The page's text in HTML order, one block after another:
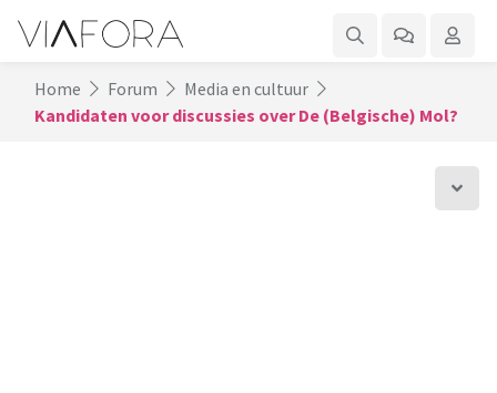
Home Forum
Media en cultuur
Kandidaten voor discussies over De (Belgische) Mol?